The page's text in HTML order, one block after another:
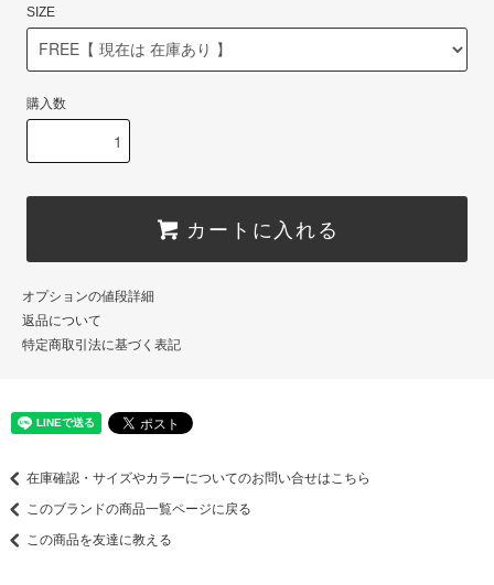
SIZE
購入数
カートに入れる
オプションの値段詳細
返品について
特定商取引法に基づく表記
在庫確認・サイズやカラーについてのお問い合せはこちら
このブランドの商品一覧ページに戻る
この商品を友達に教える